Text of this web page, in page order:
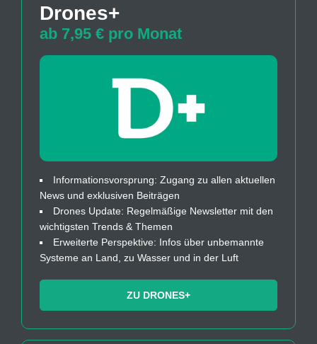
Drones+
ab 7,95 € pro Monat
Informationsvorsprung: Zugang zu allen aktuellen
News und exklusiven Beiträgen
Drones Update: Regelmäßige Newsletter mit den
wichtigsten Trends & Themen
Erweiterte Perspektive: Infos über unbemannte
Systeme an Land, zu Wasser und in der Luft
ZU DRONES+